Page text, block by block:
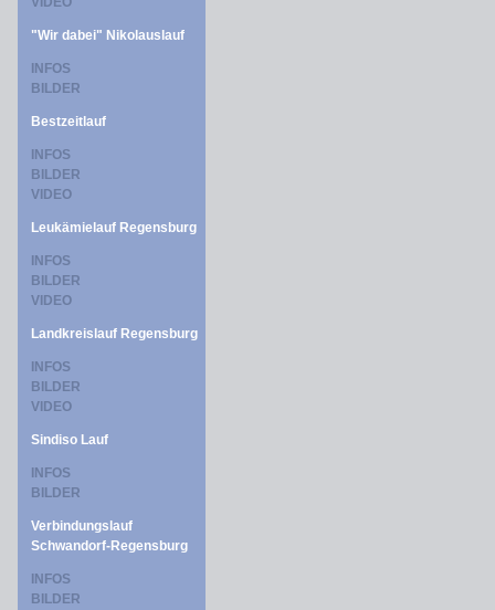
"Wir dabei" Nikolauslauf
INFOS
BILDER
Bestzeitlauf
INFOS
BILDER
VIDEO
Leukämielauf Regensburg
INFOS
BILDER
VIDEO
Landkreislauf Regensburg
INFOS
BILDER
VIDEO
Sindiso Lauf
INFOS
BILDER
Verbindungslauf
Schwandorf-Regensburg
INFOS
BILDER